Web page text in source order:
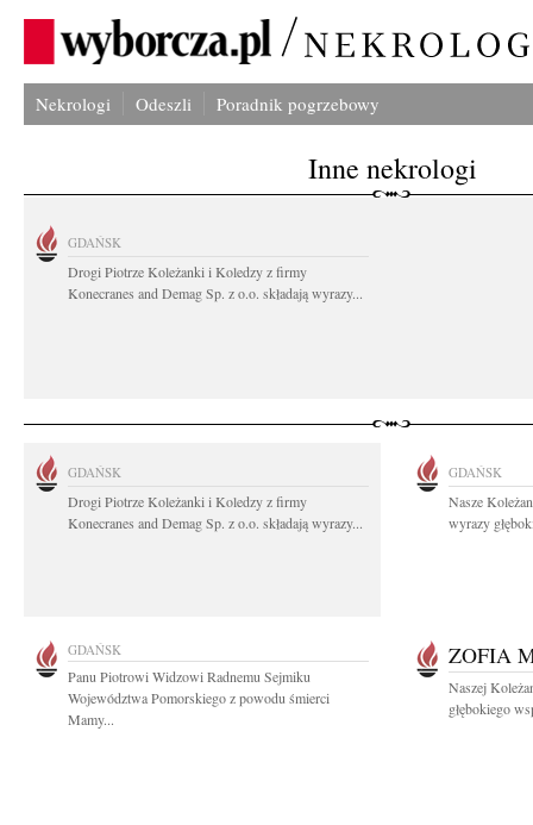
Nekrologi Odeszli Poradnik pogrzebowy
Inne nekrologi
GDAŃSK
Drogi Piotrze Koleżanki i Koledzy z firmy
Konecranes and Demag Sp. z o.o. składają wyrazy...
GDAŃSK
Drogi Piotrze Koleżanki i Koledzy z firmy
Konecranes and Demag Sp. z o.o. składają wyrazy...
GDAŃSK
Nasze
wyrazy
GDAŃSK
Panu Piotrowi Widzowi Radnemu Sejmiku
Województwa Pomorskiego z powodu śmierci
Mamy...
ZOFIA
Naszej
głębokiego